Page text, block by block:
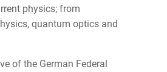
physics; from
quantum optics and
of the German Federal